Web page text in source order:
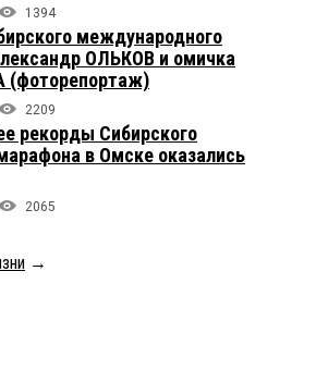
1394
международного
ОЛЬКОВ и омичка
(фоторепортаж)
2209
рекорды Сибирского
в Омске оказались
2065
→